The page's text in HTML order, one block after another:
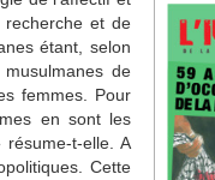
recherche et de
étant, selon
de
femmes. Pour
en sont les
t-elle. A
Cette